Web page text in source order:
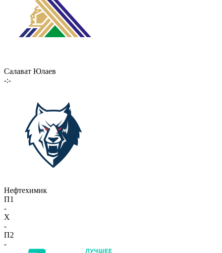
Салават Юлаев
-:-
Нефтехимик
П1
-
X
-
П2
-